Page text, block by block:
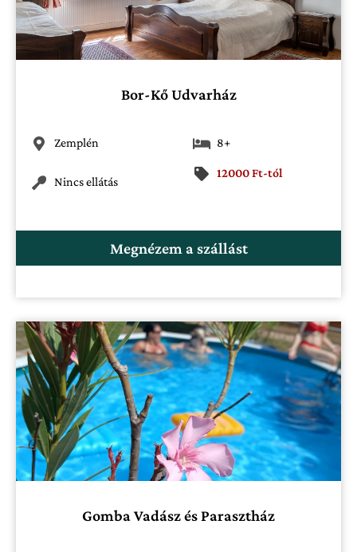
Bor-Kő Udvarház
Zemplén
Nincs ellátás
8+
12000 Ft-tól
Megnézem a szállást
Gomba Vadász és Parasztház